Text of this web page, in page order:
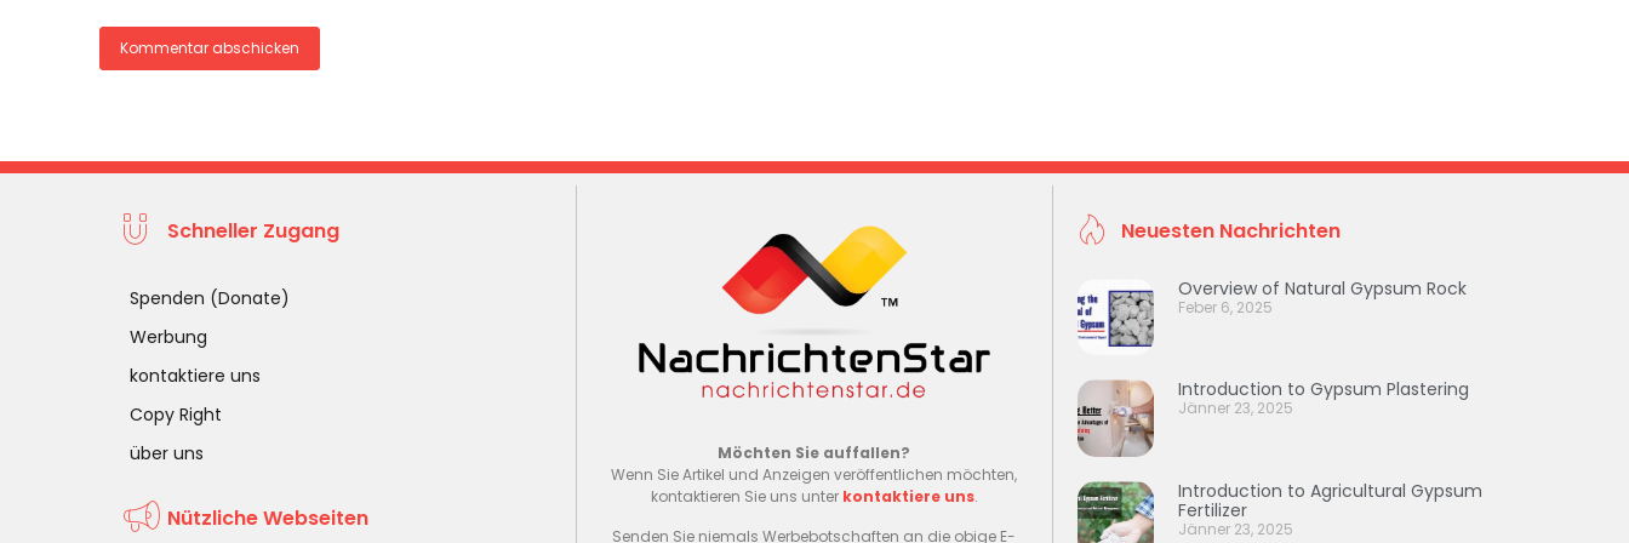
Schneller Zugang
Spenden (Donate)
Werbung
kontaktiere uns
Copy Right
über uns
Nützliche Webseiten
Möchten Sie auffallen?
Wenn Sie Artikel und Anzeigen veröffentlichen möchten,
kontaktieren Sie uns unter kontaktiere uns.
Senden Sie niemals Werbebotschaften an die obige E-
Neuesten Nachrichten
Overview of Natural Gypsum Rock
Feber 6, 2025
Introduction to Gypsum Plastering
Jänner 23, 2025
Introduction to Agricultural Gypsum
Fertilizer
Jänner 23, 2025